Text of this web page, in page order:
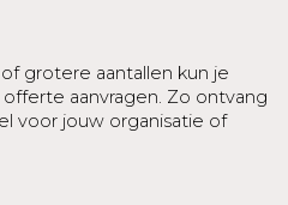
grotere aantallen kun je
aanvragen. Zo ontvang
voor jouw organisatie of